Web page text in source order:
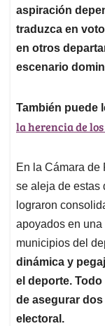
aspiración
traduzca en
en otros
escenario
También puede
la herencia de los
En la Cámara de
se aleja de estas
lograron
apoyados en
municipios del
dinámica y
el deporte.
de asegurar
electoral.